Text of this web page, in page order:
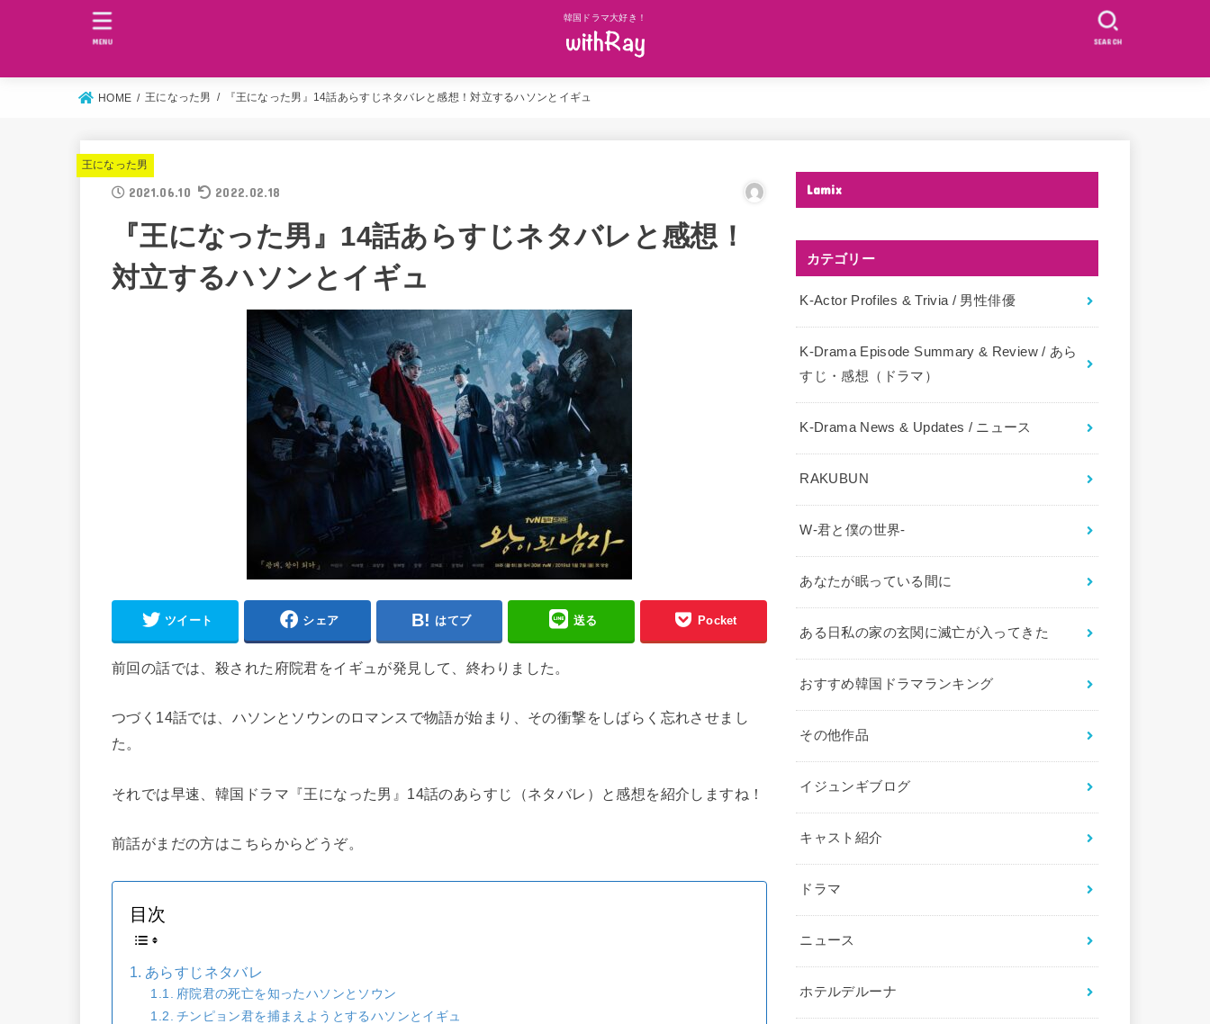
韓国ドラマ大好き！
SEARCH
MENU
HOME 王になった男 『王になった男』14話あらすじネタバレと感想！対立するハソンとイギュ
王になった男
2021.06.10 2022.02.18
『王になった男』14話あらすじネタバレと感想！
対立するハソンとイギュ
ツイート シェア はてブ 送る Pocket
前回の話では、殺された府院君をイギュが発見して、終わりました。
つづく14話では、ハソンとソウンのロマンスで物語が始まり、その衝撃をしばらく忘れさせまし
た。
それでは早速、韓国ドラマ『王になった男』14話のあらすじ（ネタバレ）と感想を紹介しますね！
前話がまだの方はこちらからどうぞ。
目次
あらすじネタバレ
府院君の死亡を知ったハソンとソウン
チンピョン君を捕まえようとするハソンとイギュ
Lamix
カテゴリー
K-Actor Profiles & Trivia / 男性俳優
K-Drama Episode Summary & Review / あら
すじ・感想（ドラマ）
K-Drama News & Updates / ニュース
RAKUBUN
W-君と僕の世界-
あなたが眠っている間に
ある日私の家の玄関に滅亡が入ってきた
おすすめ韓国ドラマランキング
その他作品
イジュンギブログ
キャスト紹介
ドラマ
ニュース
ホテルデルーナ